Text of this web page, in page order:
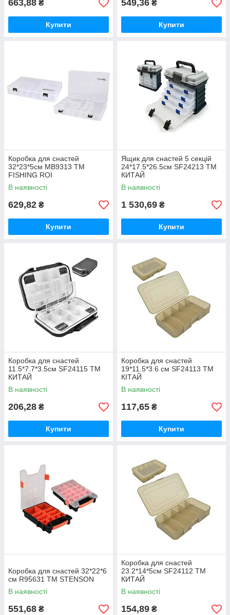
663,88 ₴
Купити
549,36 ₴
Купити
Коробка для снастей
32*23*5см MB9313 ТМ
FISHING ROI
В наявності
629,82 ₴
Купити
Ящик для снастей 5 секцій
24*17.5*26.5см SF24213 ТМ
КИТАЙ
В наявності
1 530,69 ₴
Купити
Коробка для снастей
11.5*7.7*3.5см SF24115 ТМ
КИТАЙ
В наявності
206,28 ₴
Купити
Коробка для снастей
19*11.5*3.6 см SF24113 ТМ
КІТАЙ
В наявності
117,65 ₴
Купити
Коробка для снастей 32*22*6
см R95631 ТМ STENSON
В наявності
551,68 ₴
Коробка для снастей
23.2*14*5см SF24112 ТМ
КИТАЙ
В наявності
154,89 ₴